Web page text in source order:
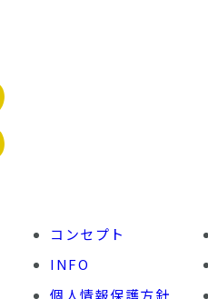
コンセプト
INFO
個人情報保護方針